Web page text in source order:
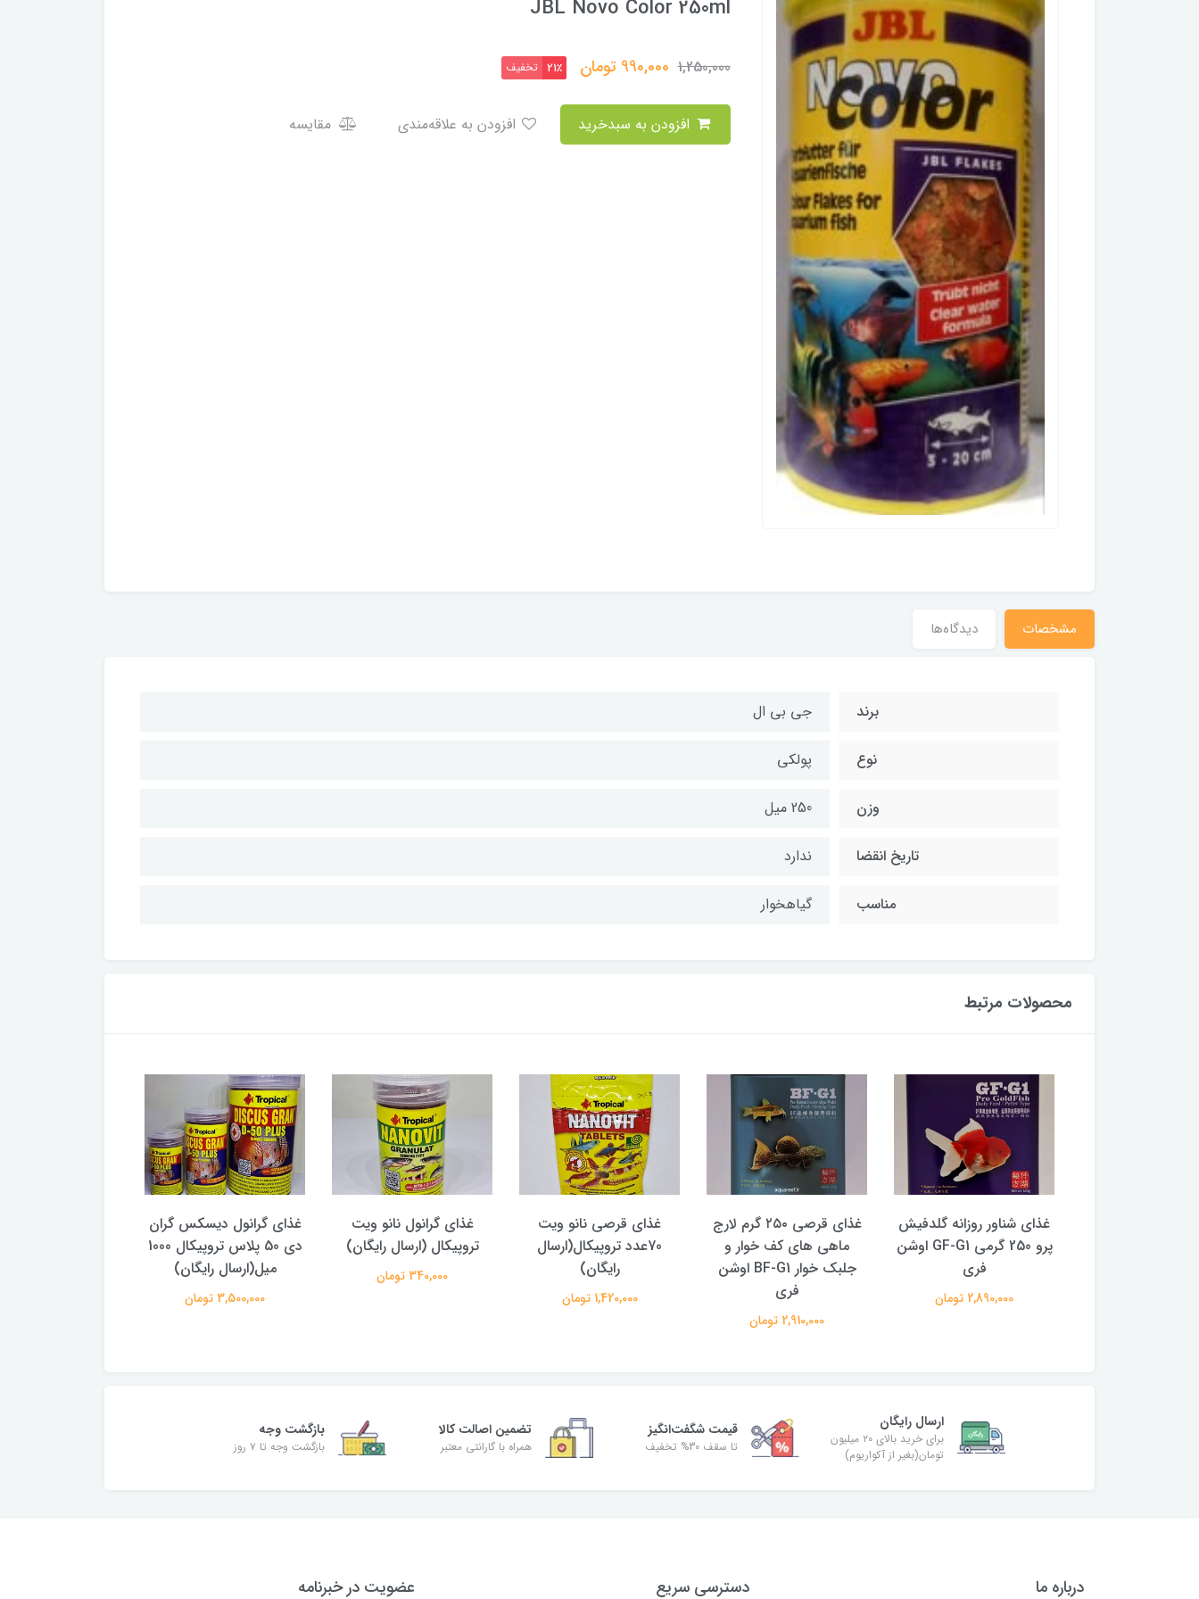
JBL Novo Color 250ml
1,250,000
990,000 تومان 21٪ تخفیف
مقایسه
مشخصات دیدگاه‌ها
برند جی بی ال
نوع پولکی
وزن 250 میل
تاریخ انقضا ندارد
مناسب گیاهخوار
محصولات مرتبط
غذای شناور روزانه گلدفیش
پرو 250 گرمی GF-G1 اوشن
فری
2,890,000 تومان
غذای قرصی ۲۵۰ گرم لارج
ماهی های کف خوار و
جلبک خوار BF-G1 اوشن
فری
2,910,000 تومان
غذای قرصی نانو ویت
70عدد تروپیکال(ارسال
رایگان)
1,420,000 تومان
غذای گرانول نانو ویت
تروپیکال (ارسال رایگان)
340,000 تومان
غذای گرانول دیسکس گران
دی 50 پلاس تروپیکال 1000
میل(ارسال رایگان)
3,500,000 تومان
ارسال رایگان
برای خرید بالای ۲۰ میلیون
تومان(بغیر از آکواریوم)
قیمت شگفت‌انگیز
تا سقف 30% تخفیف
تضمین اصالت کالا
همراه با گارانتی معتبر
بازگشت وجه
بازگشت وجه تا ۷ روز
درباره ما دسترسی سریع عضویت در خبرنامه